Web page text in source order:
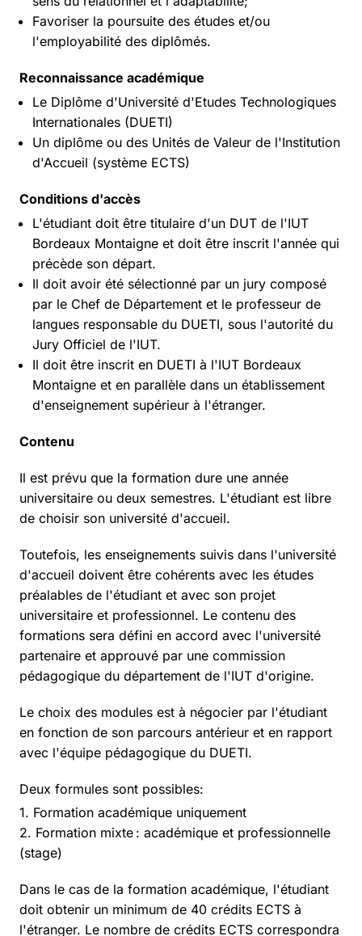
Favoriser la poursuite des études et/ou
l'employabilité des diplômés.
Reconnaissance académique
Le Diplôme d'Université d'Etudes Technologiques
Internationales (DUETI)
Un diplôme ou des Unités de Valeur de l'Institution
d'Accueil (système ECTS)
Conditions d'accès
L'étudiant doit être titulaire d'un DUT de l'IUT
Bordeaux Montaigne et doit être inscrit l'année qui
précède son départ.
Il doit avoir été sélectionné par un jury composé
par le Chef de Département et le professeur de
langues responsable du DUETI, sous l'autorité du
Jury Officiel de l'IUT.
Il doit être inscrit en DUETI à l'IUT Bordeaux
Montaigne et en parallèle dans un établissement
d'enseignement supérieur à l'étranger.
Contenu
Il est prévu que la formation dure une année
universitaire ou deux semestres. L'étudiant est libre
de choisir son université d'accueil.
Toutefois, les enseignements suivis dans l'université
d'accueil doivent être cohérents avec les études
préalables de l'étudiant et avec son projet
universitaire et professionnel. Le contenu des
formations sera défini en accord avec l'université
partenaire et approuvé par une commission
pédagogique du département de l'IUT d'origine.
Le choix des modules est à négocier par l'étudiant
en fonction de son parcours antérieur et en rapport
avec l'équipe pédagogique du DUETI.
Deux formules sont possibles:
Formation académique uniquement
Formation mixte : académique et professionnelle
(stage)
Dans le cas de la formation académique, l'étudiant
doit obtenir un minimum de 40 crédits ECTS à
l'étranger. Le nombre de crédits ECTS correspondra